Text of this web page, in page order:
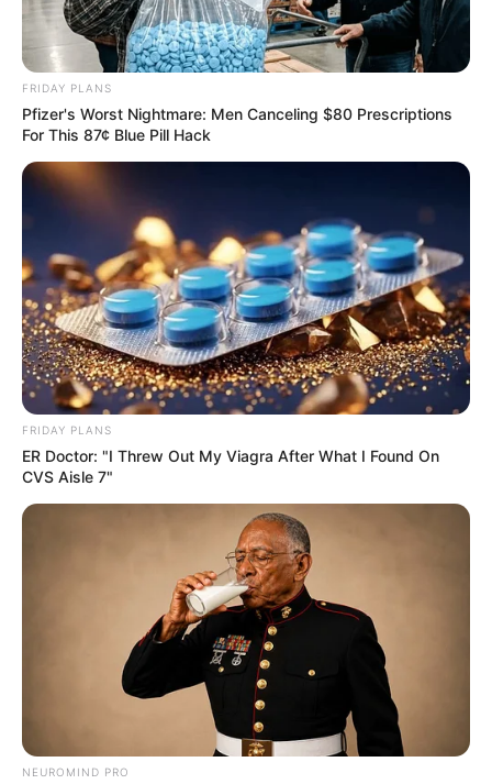
Magnetic Floating Bed: All That Luxury For Mere $1.6
Mil?
BRAINBERRIES
The Most Surprising Things About FIFA World Cup
FRIDAY PLANS
Pfizer's Worst Nightmare: Men Canceling $80 Prescriptions
For This 87¢ Blue Pill Hack
FRIDAY PLANS
ER Doctor: "I Threw Out My Viagra After What I Found On
CVS Aisle 7"
NEUROMIND PRO